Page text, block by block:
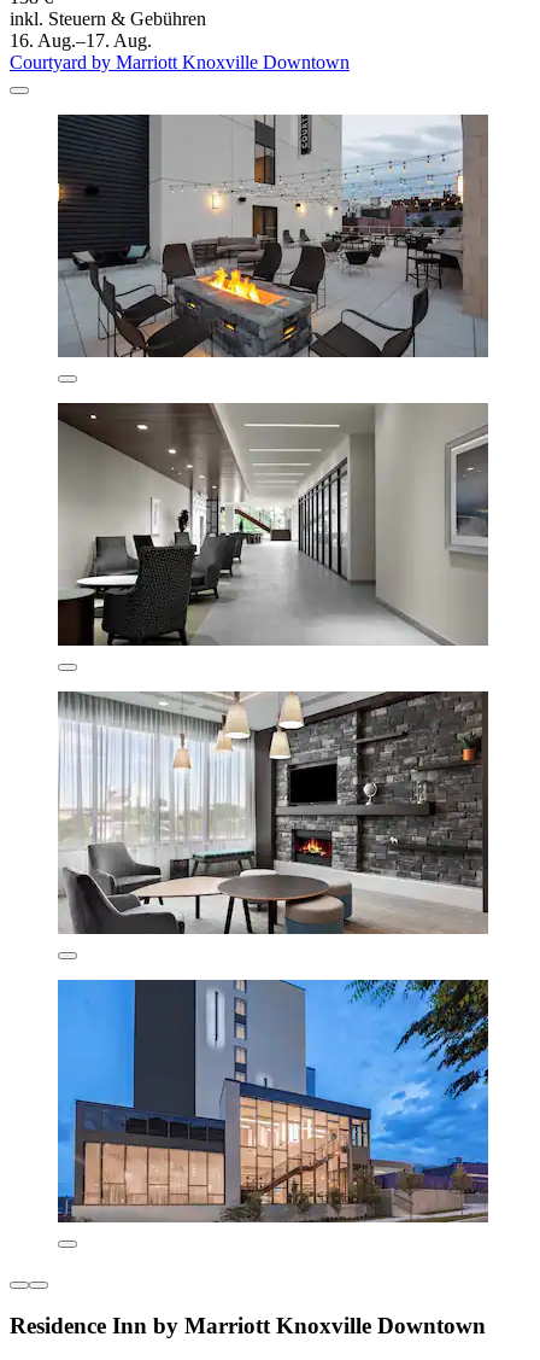
inkl. Steuern & Gebühren
16. Aug.–17. Aug.
Courtyard by Marriott Knoxville Downtown
Residence Inn by Marriott Knoxville Downtown